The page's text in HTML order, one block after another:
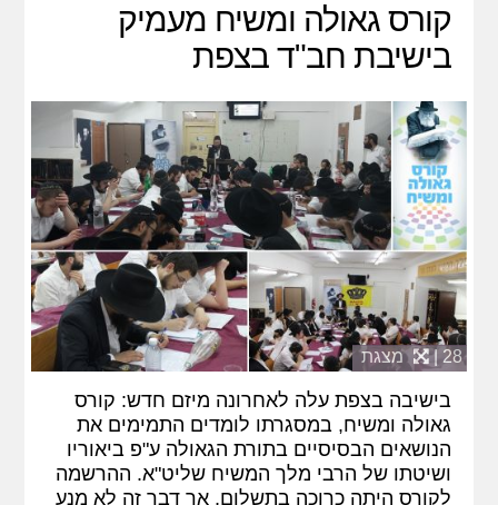
קורס גאולה ומשיח מעמיק
בישיבת חב"ד בצפת
28 | מצגת
בישיבה בצפת עלה לאחרונה מיזם חדש: קורס
גאולה ומשיח, במסגרתו לומדים התמימים את
הנושאים הבסיסיים בתורת הגאולה ע"פ ביאוריו
ושיטתו של הרבי מלך המשיח שליט"א. ההרשמה
לקורס היתה כרוכה בתשלום, אך דבר זה לא מנע